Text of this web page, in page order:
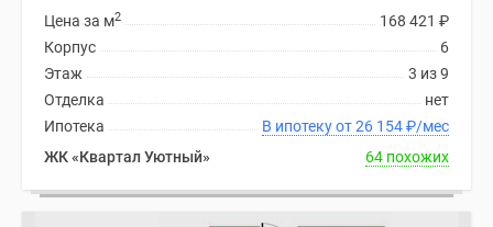
168 421 ₽
Цена за м2
6
Корпус
3 из 9
Этаж
нет
Отделка
В ипотеку от 26 154₽/мес
Ипотека
ЖК «Квартал Уютный»
64 похожих